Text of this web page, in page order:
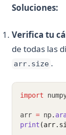
Soluciones:
Verifica tu
de todas las
arr.size .
import
arr = np.
print